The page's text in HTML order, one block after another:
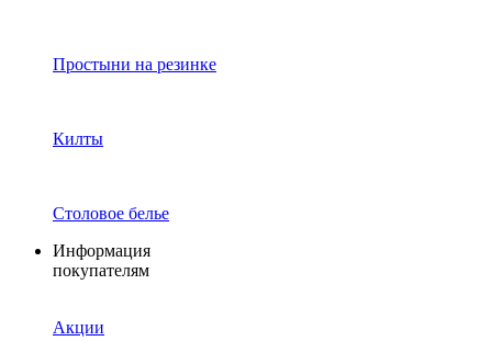
Простыни на резинке
Килты
Столовое белье
Информация
покупателям
Акции